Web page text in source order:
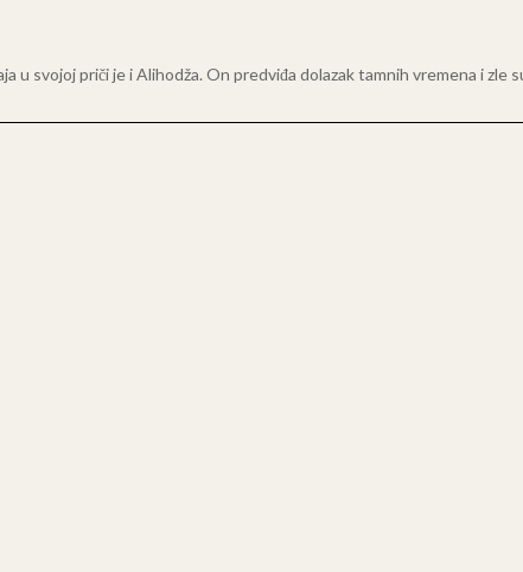
u svojoj priči je i Alihodža. On predviđa dolazak tamnih vremena i